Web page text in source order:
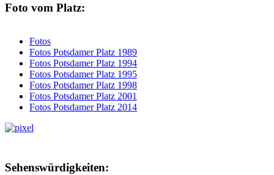
Foto vom Platz:
Fotos
Fotos Potsdamer Platz 1989
Fotos Potsdamer Platz 1994
Fotos Potsdamer Platz 1995
Fotos Potsdamer Platz 1998
Fotos Potsdamer Platz 2001
Fotos Potsdamer Platz 2014
Sehenswürdigkeiten: